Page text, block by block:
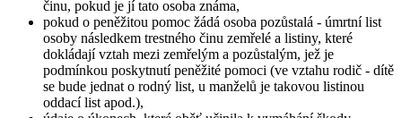
činu, pokud je jí tato osoba známa,
pokud o peněžitou pomoc žádá osoba pozůstalá - úmrtní list
osoby následkem trestného činu zemřelé a listiny, které
dokládají vztah mezi zemřelým a pozůstalým, jež je
podmínkou poskytnutí peněžité pomoci (ve vztahu rodič - dítě
se bude jednat o rodný list, u manželů je takovou listinou
oddací list apod.),